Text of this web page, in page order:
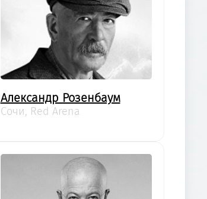
Александр Розенбаум
Сочи, Red Arena